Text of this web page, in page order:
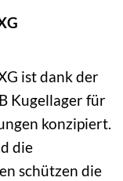
ist dank der
Kugellager für
konzipiert.
die
schützen die